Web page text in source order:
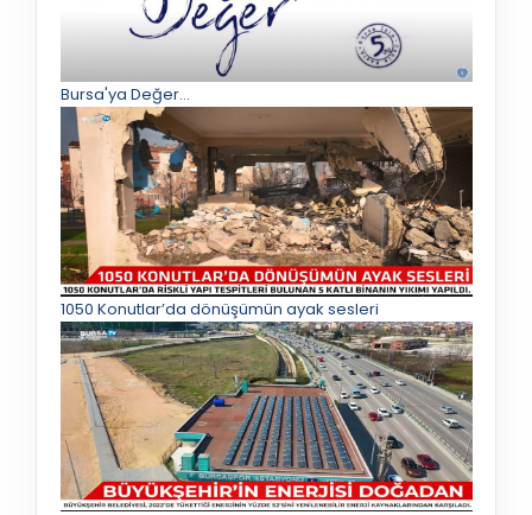
Bursa'ya Değer...
1050 Konutlar’da dönüşümün ayak sesleri